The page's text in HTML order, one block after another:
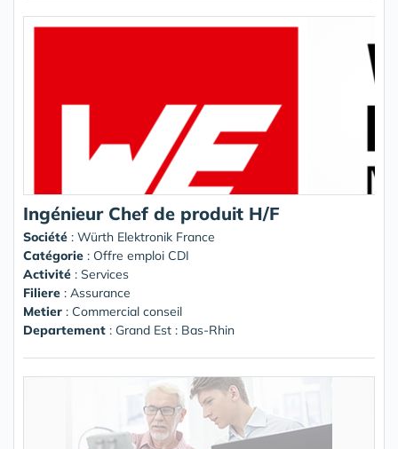
Ingénieur Chef de produit H/F
Société : Würth Elektronik France
Catégorie : Offre emploi CDI
Activité : Services
Filiere : Assurance
Metier : Commercial conseil
Departement : Grand Est : Bas-Rhin